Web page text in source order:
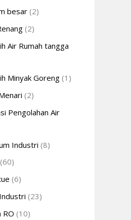
besar(2)
(2)
Air Rumah tangga
Minyak Goreng (1)
(2)
Pengolahan Air
Industri (8)
(60)
(6)
(23)
RO (10)